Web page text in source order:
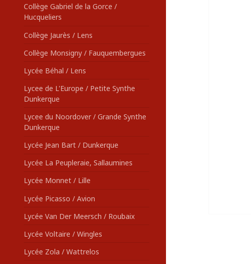
Collège Gabriel de la Gorce /
Hucqueliers
Collège Jaurès / Lens
Collège Monsigny / Fauquembergues
Lycée Béhal / Lens
Lycee de L'Europe / Petite Synthe
Dunkerque
Lycee du Noordover / Grande Synthe
Dunkerque
Lycée Jean Bart / Dunkerque
Lycée La Peupleraie, Sallaumines
Lycée Monnet / Lille
Lycée Picasso / Avion
Lycée Van Der Meersch / Roubaix
Lycée Voltaire / Wingles
Lycée Zola / Wattrelos